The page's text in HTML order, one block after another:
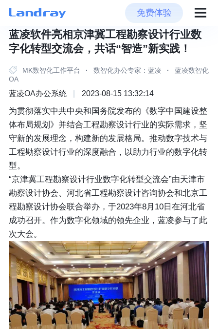
免费体验
蓝凌软件亮相京津冀工程勘察设计行业数
字化转型交流会，共话“智造”新实践！
MK数智化工作平台 · 数智化办公专家：蓝凌 ·
蓝凌数智化
OA
蓝凌OA办公系统 2023-08-15 13:32:14
为贯彻落实中共中央和国务院发布的《数字中国建设整
体布局规划》并结合工程勘察设计行业的实际需求，坚
守新的发展理念，构建新的发展格局。推动数字技术与
工程勘察设计行业的深度融合，以助力行业的数字化转
型。
“京津冀工程勘察设计行业数字化转型交流会”由天津市
勘察设计协会、河北省工程勘察设计咨询协会和北京工
程勘察设计协会联合举办，于2023年8月10日在河北省
成功召开。作为数字化领域的领先企业，蓝凌参与了此
次大会。